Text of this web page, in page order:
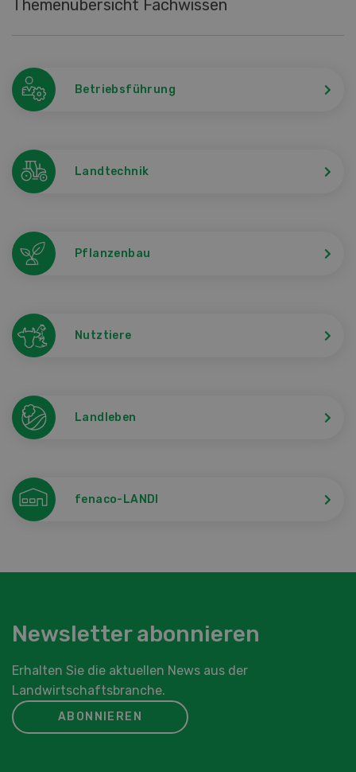
Themenübersicht Fachwissen
Betriebsführung
Landtechnik
Pflanzenbau
Nutztiere
Landleben
fenaco-LANDI
Newsletter abonnieren
Erhalten Sie die aktuellen News aus der
Landwirtschaftsbranche.
ABONNIEREN